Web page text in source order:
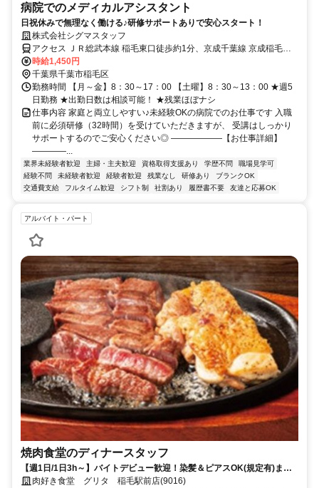
病院でのメディカルアシスタント
日祝休みで無理なく働ける♪研修サポートありで安心スタート！
株式会社シグマスタッフ
アクセス ＪＲ総武本線 稲毛東口徒歩約1分、京成千葉線 京成稲毛徒
歩約9分、京成千葉線 みどり台徒歩約22分 JR総武線「稲毛駅」より
徒歩7分
時給1,450円
千葉県千葉市稲毛区
勤務時間 【月～金】8：30～17：00 【土曜】8：30～13：00 ★週5
日勤務 ★出勤日数は相談可能！ ★残業ほぼナシ
仕事内容 家庭と両立しやすい♪未経験OKの病院でのお仕事です 入職
前に必須研修（32時間）を受けていただきますが、 受講はしっかり
サポートするのでご安心ください◎ ――――――【お仕事詳細】
――――...
業界未経験者歓迎 主婦・主夫歓迎 資格取得支援あり 学歴不問
職場見学可
経験不問
未経験者歓迎 経験者歓迎 残業なし 研修あり
ブランクOK
交通費支給
フルタイム歓迎 シフト制 社割あり 履歴書不要 友達と応募OK
アルバイト・パート
焼肉食堂のディナースタッフ
【週1日/1日3h～】バイトデビュー歓迎！染髪＆ピアスOK(規定有)まか
ないあり◎
肉好き食堂 グリタ 稲毛駅前店(9016)